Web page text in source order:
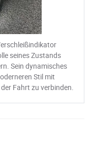
seines Zustands
Sein dynamisches
Stil mit
Fahrt zu verbinden.